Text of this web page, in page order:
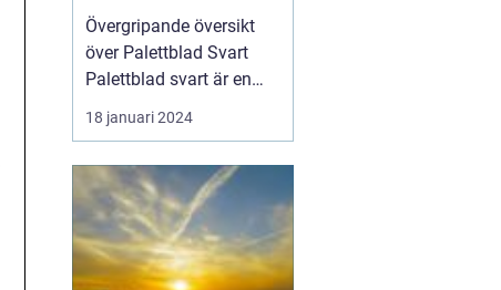
Skönhet
Övergripande översikt
över Palettblad Svart
Palettblad svart är en
populär växt med mörka,
djupt färgade blad som
elegant utseende. Dess
distinkta mörka
färgskala gör den till ett
attraktivt val för
18 januari 2024